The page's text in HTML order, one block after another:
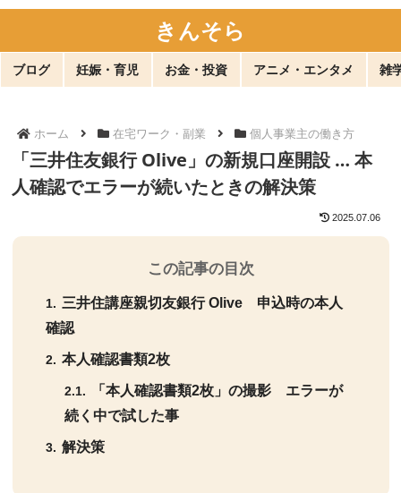
きんそら
ブログ 妊娠・育児 お金・投資 アニメ・エンタメ 雑
ホーム 在宅ワーク・副業 個人事業主の働き方
「三井住友銀行 Olive」の新規口座開設 … 本
人確認でエラーが続いたときの解決策
2025.07.06
この記事の目次
三井住講座親切友銀行 Olive 申込時の本人
確認
本人確認書類2枚
「本人確認書類2枚」の撮影 エラーが
続く中で試した事
解決策